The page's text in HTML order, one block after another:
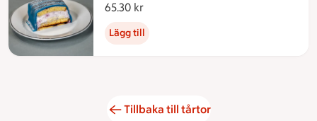
65.30 kr
Lägg till
Tillbaka till tårtor